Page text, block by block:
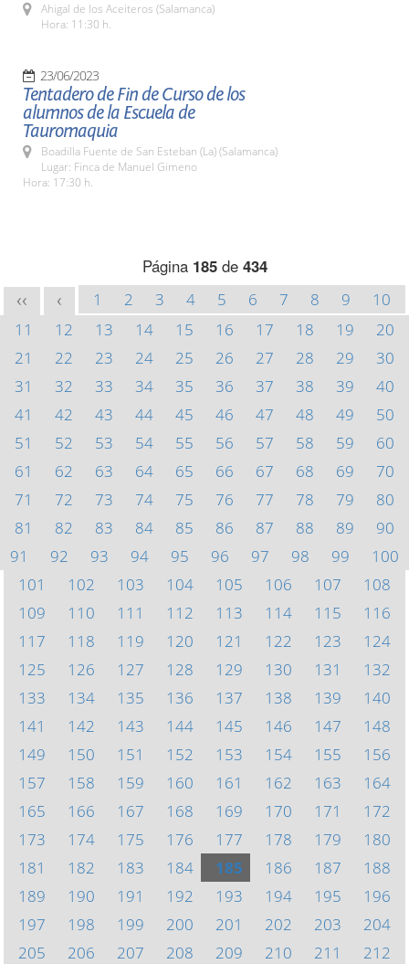
Ahigal de los Aceiteros (Salamanca)
Hora: 11:30 h.
23/06/2023
Tentadero de Fin de Curso de los
alumnos de la Escuela de
Tauromaquia
Boadilla Fuente de San Esteban (La) (Salamanca)
Lugar: Finca de Manuel Gimeno
Hora: 17:30 h.
Página 185de 434
<< < 1 2 3 4 5 6 7 8 9
10
11
12 13 14 15 16 17 18 19
20
21
22 23 24 25 26 27 28 29
30
31
32 33 34 35 36 37 38 39
40
41
42 43 44 45 46 47 48 49
50
51
52 53 54 55 56 57 58 59
60
61
62 63 64 65 66 67 68 69
70
71
72 73 74 75 76 77 78 79
80
81
82 83 84 85 86 87 88 89
90
91
92 93 94 95 96 97 98 99
100
101
102 103 104 105 106 107
108
109
110 111 112 113 114 115
116
117
118 119 120 121 122 123
124
125
126 127 128 129 130 131
132
133
134 135 136 137 138 139
140
141
142 143 144 145 146 147
148
149
150 151 152 153 154 155
156
157
158 159 160 161 162 163
164
165
166 167 168 169 170 171
172
173
174 175 176 177 178 179
180
181
182 183 184 185 186 187
188
189
190 191 192 193 194 195
196
197
198 199 200 201 202 203
204
205
206 207 208 209 210 211
212